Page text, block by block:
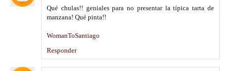
Qué chulas!! geniales para no presentar la típica tarta de
manzana! Qué pinta!!
WomanToSantiago
Responder